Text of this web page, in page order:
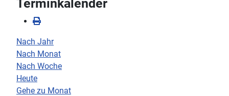
Terminkalender
Nach Jahr
Nach Monat
Nach Woche
Heute
Gehe zu Monat